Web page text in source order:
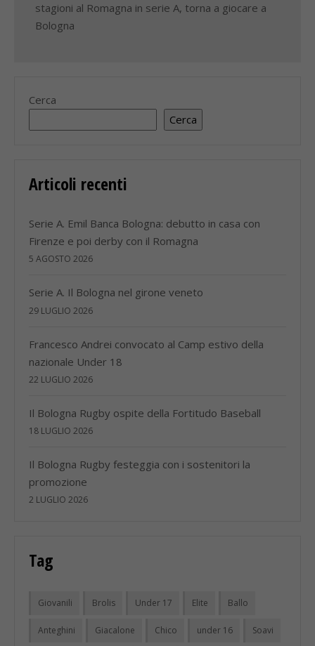
stagioni al Romagna in serie A, torna a giocare a
Bologna
Cerca
Cerca
Articoli recenti
Serie A. Emil Banca Bologna: debutto in casa con
Firenze e poi derby con il Romagna
5 AGOSTO 2026
Serie A. Il Bologna nel girone veneto
29 LUGLIO 2026
Francesco Andrei convocato al Camp estivo della
nazionale Under 18
22 LUGLIO 2026
Il Bologna Rugby ospite della Fortitudo Baseball
18 LUGLIO 2026
Il Bologna Rugby festeggia con i sostenitori la
promozione
2 LUGLIO 2026
Tag
Giovanili Brolis Under 17 Elite Ballo
Anteghini Giacalone Chico under 16 Soavi